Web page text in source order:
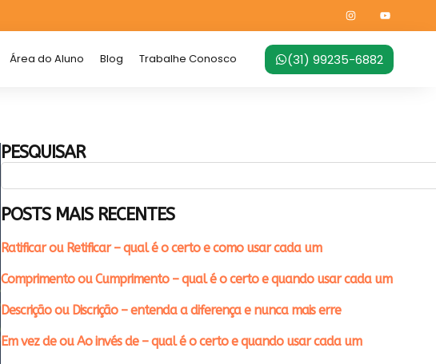
Área do Aluno Blog Trabalhe Conosco (31) 99235-6882
PESQUISAR
POSTS MAIS RECENTES
Ratificar ou Retificar – qual é o certo e como usar cada um
Comprimento ou Cumprimento – qual é o certo e quando usar cada um
Descrição ou Discrição – entenda a diferença e nunca mais erre
Em vez de ou Ao invés de – qual é o certo e quando usar cada um